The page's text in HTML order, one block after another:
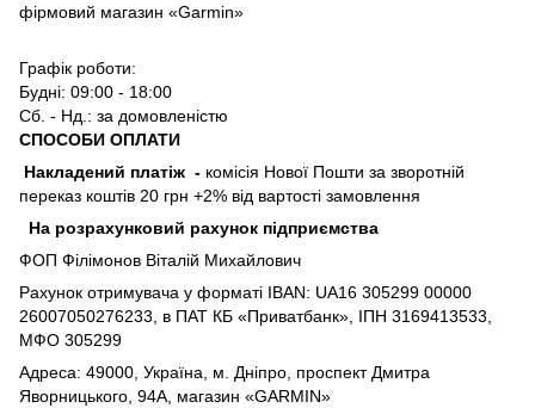
фірмовий магазин «Garmin»
Графік роботи:
Будні: 09:00 - 18:00
Сб. - Нд.: за домовленістю
СПОСОБИ ОПЛАТИ
Накладений платіж - комісія Нової Пошти за зворотній
переказ коштів 20 грн +2% від вартості замовлення
На розрахунковий рахунок підприємства
ФОП Філімонов Віталій Михайлович
Рахунок отримувача у форматі IBAN: UA16 305299 00000
26007050276233, в ПАТ КБ «Приватбанк», ІПН 3169413533,
МФО 305299
Адреса: 49000, Україна, м. Дніпро, проспект Дмитра
Яворницького, 94А, магазин «GARMIN»